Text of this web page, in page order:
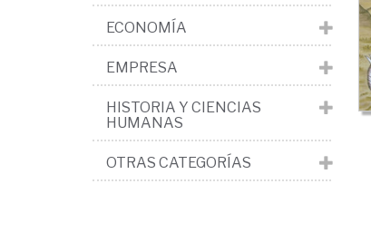
ECONOMÍA
EMPRESA
HISTORIA Y CIENCIAS
HUMANAS
OTRAS CATEGORÍAS